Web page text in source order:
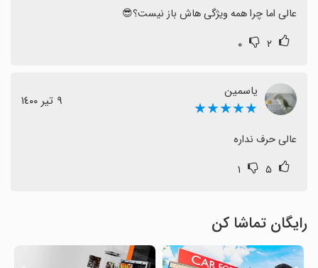
عالی اما چرا همه ویژگی هاش باز نیست؟😎
۲ ۰
یاسمین
★★★★★ ٩ تیر ١٤٠٠
عالی حرف نداره
۵ ۱
رایگان تماشا کن